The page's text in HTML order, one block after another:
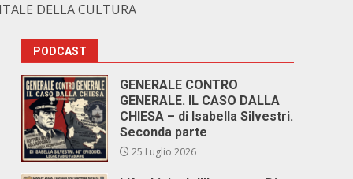
DELLA CULTURA
PODCAST
GENERALE CONTRO
GENERALE. IL CASO DALLA
CHIESA – di Isabella Silvestri.
Seconda parte
25 Luglio 2026